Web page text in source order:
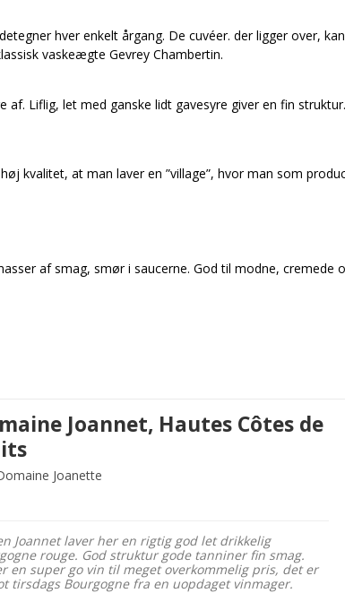
hver enkelt årgang. De cuvéer. der ligger over,
vaskeægte Gevrey Chambertin.
Liflig, let med ganske lidt gavesyre giver en fin
kvalitet, at man laver en ”village”, hvor man som
af smag, smør i saucerne. God til modne, cremede
Joannet, Hautes Côtes de
Joanette
Joannet laver her en rigtig god let drikkelig
rouge. God struktur gode tanniner fin smag.
en super go vin til meget overkommelig pris, det er
tirsdags Bourgogne fra en uopdaget vinmager.